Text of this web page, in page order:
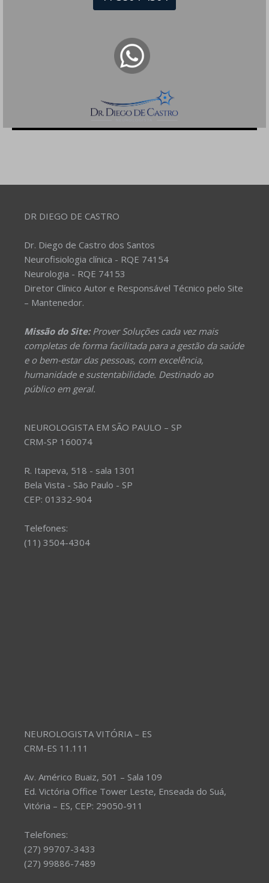
Salvar meus dados neste navegador para a
próxima vez que eu comentar.
DR DIEGO DE CASTRO
Dr. Diego de Castro dos Santos
Neurofisiologia clínica - RQE 74154
Neurologia - RQE 74153
Diretor Clínico Autor e Responsável Técnico pelo Site
– Mantenedor.
Missão do Site:Prover Soluções cada vez mais
completas de forma facilitada para a gestão da saúde
e o bem-estar das pessoas, com excelência,
humanidade e sustentabilidade. Destinado ao
público em geral.
NEUROLOGISTA EM SÃO PAULO – SP
CRM-SP 160074
R. Itapeva, 518 - sala 1301
Bela Vista - São Paulo - SP
CEP: 01332-904
Telefones:
(11) 3504-4304
NEUROLOGISTA VITÓRIA – ES
CRM-ES 11.111
Av. Américo Buaiz, 501 – Sala 109
Ed. Victória Office Tower Leste, Enseada do Suá,
Vitória – ES, CEP: 29050-911
Telefones:
(27) 99707-3433
(27) 99886-7489